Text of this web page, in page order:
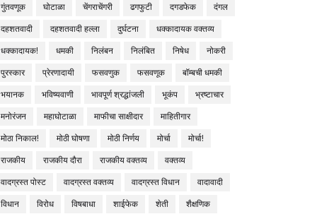
गुंतवणूक
घोटाळा चेंगराचेंगरी ढगफुटी दगडफेक
दंगल
दहशतवादी
दहशतवादी हल्ला दुर्घटना
धक्कादायक वक्तव्य
धक्कादायक!
धमकी निलंबन निलंबित निषेध
नोकरी
पुरस्कार
प्रेरणादायी फसवणुक फसवणूक
बॉम्बची धमकी
भयानक
भविष्यवाणी भावपूर्ण श्रद्धांजली भूकंप
भ्रष्टाचार
मनोरंजन
महाघोटाळा माफीचा साक्षीदार
माहितीगार
मोठा निकाल!
मोठी घोषणा मोठी निर्णय मोर्चा
मोर्चा!
राजकीय
राजकीय दौरा राजकीय वक्तव्य
वक्तव्य
वादग्रस्त पोस्ट
वादग्रस्त वक्तव्य वादग्रस्त विधान
वादावादी
विधान
विरोध विषबाधा शाईफेक शेती
शैक्षणिक